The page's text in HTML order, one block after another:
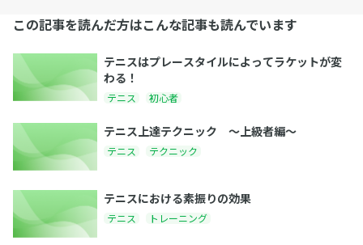
この記事を読んだ方はこんな記事も読んでいます
テニスはプレースタイルによってラケットが変
わる！
テニス 初心者
テニス上達テクニック 〜上級者編〜
テニス テクニック
テニスにおける素振りの効果
テニス トレーニング